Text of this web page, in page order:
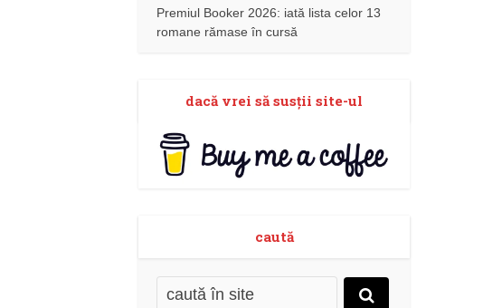
Premiul Booker 2026: iată lista celor 13
romane rămase în cursă
dacă vrei să susţii site-ul
caută